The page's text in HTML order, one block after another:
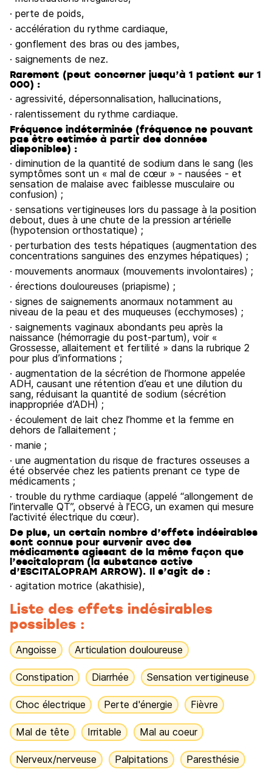
· perte de poids,
· accélération du rythme cardiaque,
· gonflement des bras ou des jambes,
· saignements de nez.
Rarement (peut concerner jusqu’à 1 patient sur 1
000) :
· agressivité, dépersonnalisation, hallucinations,
· ralentissement du rythme cardiaque.
Fréquence indéterminée (fréquence ne pouvant
pas être estimée à partir des données
disponibles) :
· diminution de la quantité de sodium dans le sang (les
symptômes sont un « mal de cœur » - nausées - et
sensation de malaise avec faiblesse musculaire ou
confusion) ;
· sensations vertigineuses lors du passage à la position
debout, dues à une chute de la pression artérielle
(hypotension orthostatique) ;
· perturbation des tests hépatiques (augmentation des
concentrations sanguines des enzymes hépatiques) ;
· mouvements anormaux (mouvements involontaires) ;
· érections douloureuses (priapisme) ;
· signes de saignements anormaux notamment au
niveau de la peau et des muqueuses (ecchymoses) ;
· saignements vaginaux abondants peu après la
naissance (hémorragie du post-partum), voir «
Grossesse, allaitement et fertilité » dans la rubrique 2
pour plus d’informations ;
· augmentation de la sécrétion de l’hormone appelée
ADH, causant une rétention d’eau et une dilution du
sang, réduisant la quantité de sodium (sécrétion
inappropriée d’ADH) ;
· écoulement de lait chez l’homme et la femme en
dehors de l’allaitement ;
· manie ;
· une augmentation du risque de fractures osseuses a
été observée chez les patients prenant ce type de
médicaments ;
· trouble du rythme cardiaque (appelé “allongement de
l’intervalle QT”, observé à l’ECG, un examen qui mesure
l’activité électrique du cœur).
De plus, un certain nombre d’effets indésirables
sont connus pour survenir avec des
médicaments agissant de la même façon que
l’escitalopram (la substance active
d’ESCITALOPRAM ARROW). Il s’agit de :
· agitation motrice (akathisie),
Liste des effets indésirables
possibles :
Angoisse Articulation douloureuse
Constipation Diarrhée Sensation vertigineuse
Choc électrique Perte d'énergie Fièvre
Mal de tête Irritable Mal au coeur
Nerveux/nerveuse Palpitations Paresthésie